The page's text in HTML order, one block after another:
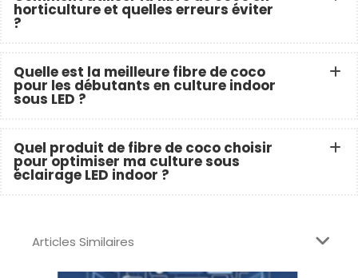
horticulture et quelles erreurs éviter
?
Quelle est la meilleure fibre de coco
pour les débutants en culture indoor
sous LED ?
Quel produit de fibre de coco choisir
pour optimiser ma culture sous
éclairage LED indoor ?
Articles Similaires